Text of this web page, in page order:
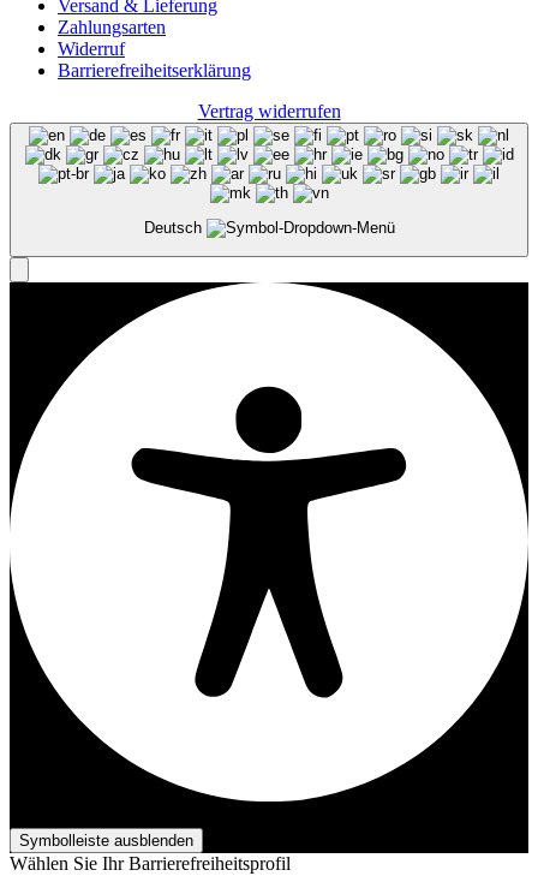
Versand & Lieferung
Zahlungsarten
Widerruf
Barrierefreiheits­erklärung
Vertrag widerrufen
Deutsch
Symbolleiste ausblenden
Wählen Sie Ihr Barrierefreiheitsprofil